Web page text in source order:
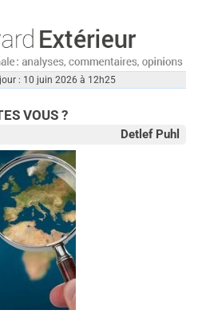
: 10 juin 2026 à 12h25
VOUS ?
Detlef Puhl